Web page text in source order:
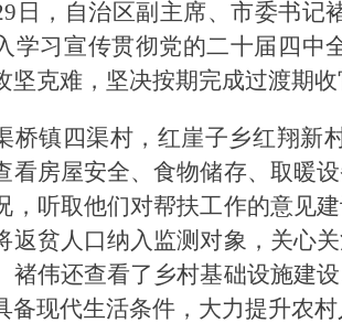
日，自治区副主席、市委书
学习宣传贯彻党的二十届四中
坚克难，坚决按期完成过渡期收
桥镇四渠村，红崖子乡红翔新
看房屋安全、食物储存、取暖
，听取他们对帮扶工作的意见
返贫人口纳入监测对象，关心
褚伟还查看了乡村基础设施建
备现代生活条件，大力提升农